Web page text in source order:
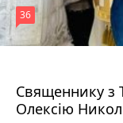
Священнику з
Олексію
36